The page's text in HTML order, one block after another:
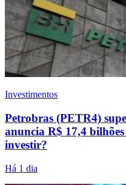
Investimentos
Petrobras (PETR4)
anuncia R$ 17,4
investir?
Há 1 dia